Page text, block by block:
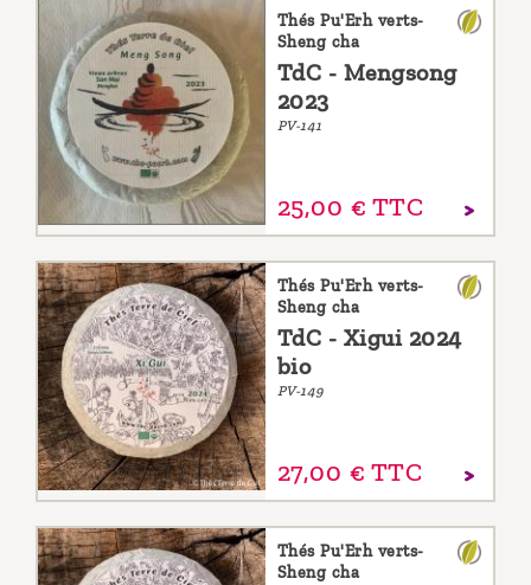
Thés Pu'Erh verts-
Sheng cha
TdC - Mengsong
2023
PV-141
25,00 € TTC
Thés Pu'Erh verts-
Sheng cha
TdC - Xigui 2024
bio
PV-149
27,00 € TTC
Thés Pu'Erh verts-
Sheng cha